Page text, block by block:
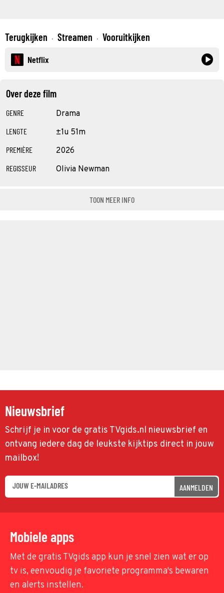
Over deze film
GENRE Drama
LENGTE ±1u 51m
PREMIÈRE 2026
REGISSEUR Olivia Newman
TOON MEER INFO
Terugkijken · Streamen · Vooruitkijken
Netflix
Nieuwsbrief
Schrijf je in voor de gratis TVgids.nl nieuwsbrief en
ontvang iedere dag de leukste kijktips direct in jouw
mailbox!
AANMELDEN
Mobiele apps
Met de gratis TVgids app kun je snel zien wat er op
tv is, eenvoudig je favoriete programma's bewaren
en alerts instellen.